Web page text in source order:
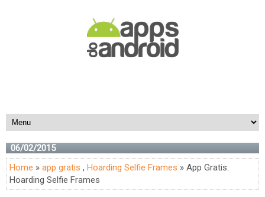
06/02/2015
Home » app gratis , Hoarding Selfie Frames » App Gratis:
Hoarding Selfie Frames